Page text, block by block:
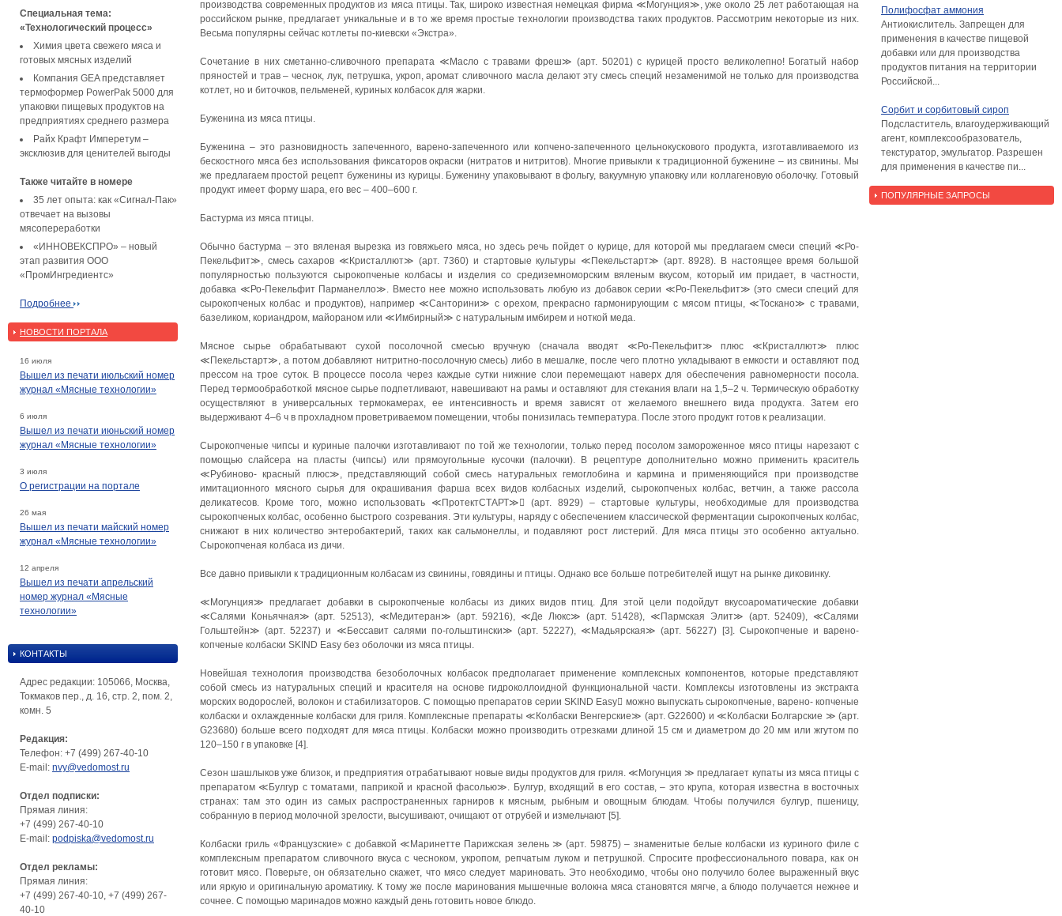
Специальная тема:
«Технологический процесс»
Химия цвета свежего мяса и
готовых мясных изделий
Компания GEA представляет
термоформер PowerPak 5000 для
упаковки пищевых продуктов на
предприятиях среднего размера
Райх Крафт Имперетум –
эксклюзив для ценителей выгоды
Также читайте в номере
35 лет опыта: как «Сигнал-Пак»
отвечает на вызовы
мясопереработки
«ИННОВЕКСПРО» – новый
этап развития ООО
«ПромИнгредиентс»
Подробнее
НОВОСТИ ПОРТАЛА
16 июля
Вышел из печати июльский номер
журнал «Мясные технологии»
6 июля
Вышел из печати июньский номер
журнал «Мясные технологии»
3 июля
О регистрации на портале
26 мая
Вышел из печати майский номер
журнал «Мясные технологии»
12 апреля
Вышел из печати апрельский
номер журнал «Мясные
технологии»
КОНТАКТЫ
Адрес редакции: 105066, Москва,
Токмаков пер., д. 16, стр. 2, пом. 2,
комн. 5
Редакция:
Телефон: +7 (499) 267-40-10
E-mail: nvy@vedomost.ru
Отдел подписки:
Прямая линия:
+7 (499) 267-40-10
E-mail: podpiska@vedomost.ru
Отдел рекламы:
Прямая линия:
+7 (499) 267-40-10, +7 (499) 267-
40-10
производства современных продуктов из мяса птицы. Так, широко известная немецкая фирма ≪Могунция≫, уже около 25 лет работающая на
российском рынке, предлагает уникальные и в то же время простые технологии производства таких продуктов. Рассмотрим некоторые из них.
Весьма популярны сейчас котлеты по-киевски «Экстра».
Сочетание в них сметанно-сливочного препарата ≪Масло с травами фреш≫ (арт. 50201) с курицей просто великолепно! Богатый набор
пряностей и трав – чеснок, лук, петрушка, укроп, аромат сливочного масла делают эту смесь специй незаменимой не только для производства
котлет, но и биточков, пельменей, куриных колбасок для жарки.
Буженина из мяса птицы.
Буженина – это разновидность запеченного, варено-запеченного или копчено-запеченного цельнокускового продукта, изготавливаемого из
бескостного мяса без использования фиксаторов окраски (нитратов и нитритов). Многие привыкли к традиционной буженине – из свинины. Мы
же предлагаем простой рецепт буженины из курицы. Буженину упаковывают в фольгу, вакуумную упаковку или коллагеновую оболочку. Готовый
продукт имеет форму шара, его вес – 400–600 г.
Бастурма из мяса птицы.
Обычно бастурма ‒ это вяленая вырезка из говяжьего мяса, но здесь речь пойдет о курице, для которой мы предлагаем смеси специй ≪Ро-
Пекельфит≫, смесь сахаров ≪Кристаллют≫ (арт. 7360) и стартовые культуры ≪Пекельстарт≫ (арт. 8928). В настоящее время большой
популярностью пользуются сырокопченые колбасы и изделия со средиземноморским вяленым вкусом, который им придает, в частности,
добавка ≪Ро-Пекельфит Парманелло≫. Вместо нее можно использовать любую из добавок серии ≪Ро-Пекельфит≫ (это смеси специй для
сырокопченых колбас и продуктов), например ≪Санторини≫ с орехом, прекрасно гармонирующим с мясом птицы, ≪Тоскано≫ с травами,
базеликом, кориандром, майораном или ≪Имбирный≫ с натуральным имбирем и ноткой меда.
Мясное сырье обрабатывают сухой посолочной смесью вручную (сначала вводят ≪Ро-Пекельфит≫ плюс ≪Кристаллют≫ плюс
≪Пекельстарт≫, а потом добавляют нитритно-посолочную смесь) либо в мешалке, после чего плотно укладывают в емкости и оставляют под
прессом на трое суток. В процессе посола через каждые сутки нижние слои перемещают наверх для обеспечения равномерности посола.
Перед термообработкой мясное сырье подпетливают, навешивают на рамы и оставляют для стекания влаги на 1,5–2 ч. Термическую обработку
осуществляют в универсальных термокамерах, ее интенсивность и время зависят от желаемого внешнего вида продукта. Затем его
выдерживают 4–6 ч в прохладном проветриваемом помещении, чтобы понизилась температура. После этого продукт готов к реализации.
Сырокопченые чипсы и куриные палочки изготавливают по той же технологии, только перед посолом замороженное мясо птицы нарезают с
помощью слайсера на пласты (чипсы) или прямоугольные кусочки (палочки). В рецептуре дополнительно можно применить краситель
≪Рубиново- красный плюс≫, представляющий собой смесь натуральных гемоглобина и кармина и применяющийся при производстве
имитационного мясного сырья для окрашивания фарша всех видов колбасных изделий, сырокопченых колбас, ветчин, а также рассола
деликатесов. Кроме того, можно использовать ≪ПротектСТАРТ≫ (арт. 8929) – стартовые культуры, необходимые для производства
сырокопченых колбас, особенно быстрого созревания. Эти культуры, наряду с обеспечением классической ферментации сырокопченых колбас,
снижают в них количество энтеробактерий, таких как сальмонеллы, и подавляют рост листерий. Для мяса птицы это особенно актуально.
Сырокопченая колбаса из дичи.
Все давно привыкли к традиционным колбасам из свинины, говядины и птицы. Однако все больше потребителей ищут на рынке диковинку.
≪Могунция≫ предлагает добавки в сырокопченые колбасы из диких видов птиц. Для этой цели подойдут вкусоароматические добавки
≪Салями Коньячная≫ (арт. 52513), ≪Медитеран≫ (арт. 59216), ≪Де Люкс≫ (арт. 51428), ≪Пармская Элит≫ (арт. 52409), ≪Салями
Гольштейн≫ (арт. 52237) и ≪Бессавит салями по-гольштински≫ (арт. 52227), ≪Мадьярская≫ (арт. 56227) [3]. Сырокопченые и варено-
копченые колбаски SKIND Easy без оболочки из мяса птицы.
Новейшая технология производства безоболочных колбасок предполагает применение комплексных компонентов, которые представляют
собой смесь из натуральных специй и красителя на основе гидроколлоидной функциональной части. Комплексы изготовлены из экстракта
морских водорослей, волокон и стабилизаторов. С помощью препаратов серии SKIND Easy можно выпускать сырокопченые, варено- копченые
колбаски и охлажденные колбаски для гриля. Комплексные препараты ≪Колбаски Венгерские≫ (арт. G22600) и ≪Колбаски Болгарские ≫ (арт.
G23680) больше всего подходят для мяса птицы. Колбаски можно производить отрезками длиной 15 см и диаметром до 20 мм или жгутом по
120–150 г в упаковке [4].
Сезон шашлыков уже близок, и предприятия отрабатывают новые виды продуктов для гриля. ≪Могунция ≫ предлагает купаты из мяса птицы с
препаратом ≪Булгур с томатами, паприкой и красной фасолью≫. Булгур, входящий в его состав, ‒ это крупа, которая известна в восточных
странах: там это один из самых распространенных гарниров к мясным, рыбным и овощным блюдам. Чтобы получился булгур, пшеницу,
собранную в период молочной зрелости, высушивают, очищают от отрубей и измельчают [5].
Колбаски гриль «Французские» с добавкой ≪Маринетте Парижская зелень ≫ (арт. 59875) – знаменитые белые колбаски из куриного филе с
комплексным препаратом сливочного вкуса с чесноком, укропом, репчатым луком и петрушкой. Спросите профессионального повара, как он
готовит мясо. Поверьте, он обязательно скажет, что мясо следует мариновать. Это необходимо, чтобы оно получило более выраженный вкус
или яркую и оригинальную ароматику. К тому же после маринования мышечные волокна мяса становятся мягче, а блюдо получается нежнее и
сочнее. С помощью маринадов можно каждый день готовить новое блюдо.
Полифосфат аммония
Антиокислитель. Запрещен для
применения в качестве пищевой
добавки или для производства
продуктов питания на территории
Российской...
Сорбит и сорбитовый сироп
Подсластитель, влагоудерживающий
агент, комплексообразователь,
текстуратор, эмульгатор. Разрешен
для применения в качестве пи...
ПОПУЛЯРНЫЕ ЗАПРОСЫ